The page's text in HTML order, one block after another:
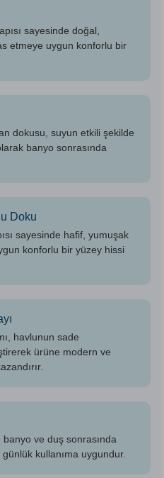
sayesinde doğal,
etmeye uygun konforlu bir
dokusu, suyun etkili şekilde
banyo sonrasında
Doku
sayesinde hafif, yumuşak
konforlu bir yüzey hissi
havlunun sade
ürüne modern ve
ve duş sonrasında
kullanıma uygundur.